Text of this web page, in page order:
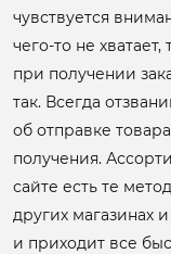
чувствуется
чего-то не хватает,
при получении
так. Всегда
об отправке
получения.
сайте есть те
других магазинах
и приходит все